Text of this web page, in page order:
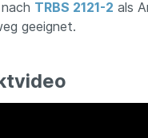
TRBS 2121-2 als
geeignet.